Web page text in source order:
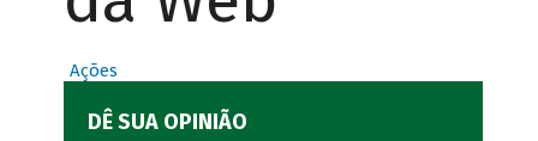
Ações
DÊ SUA OPINIÃO